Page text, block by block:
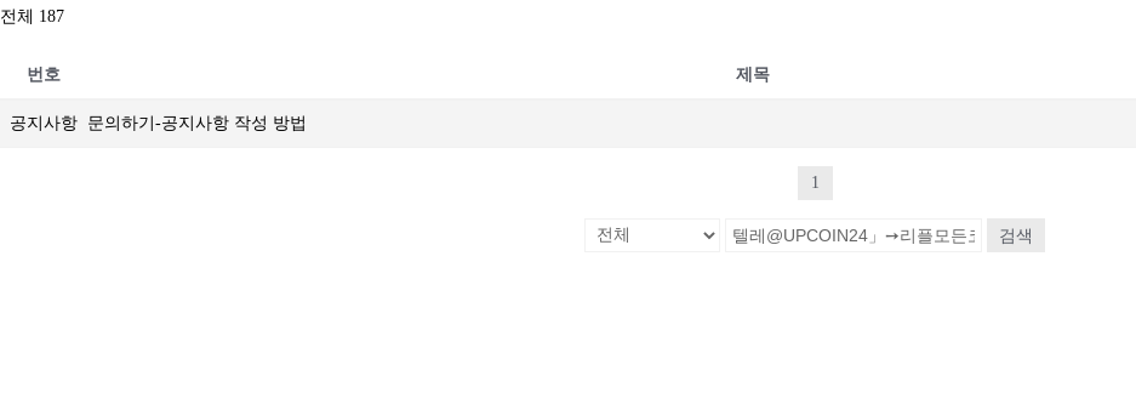
전체 187
번호 제목
공지사항 문의하기-공지사항 작성 방법
1
검색